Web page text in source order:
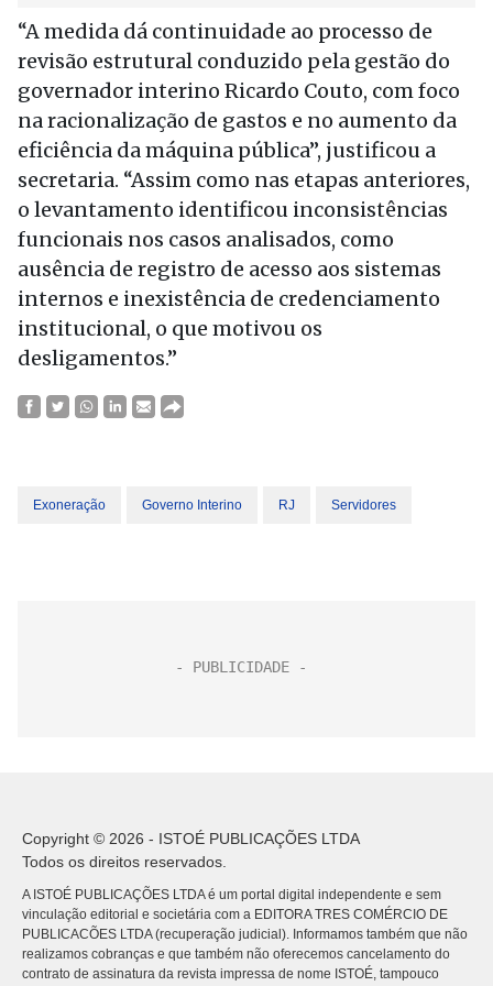
“A medida dá continuidade ao processo de
revisão estrutural conduzido pela gestão do
governador interino Ricardo Couto, com foco
na racionalização de gastos e no aumento da
eficiência da máquina pública”, justificou a
secretaria. “Assim como nas etapas anteriores,
o levantamento identificou inconsistências
funcionais nos casos analisados, como
ausência de registro de acesso aos sistemas
internos e inexistência de credenciamento
institucional, o que motivou os
desligamentos.”
Exoneração Governo Interino RJ Servidores
Copyright © 2026 - ISTOÉ PUBLICAÇÕES LTDA
Todos os direitos reservados.
A ISTOÉ PUBLICAÇÕES LTDA é um portal digital independente e sem
vinculação editorial e societária com a EDITORA TRES COMÉRCIO DE
PUBLICACÕES LTDA (recuperação judicial). Informamos também que não
realizamos cobranças e que também não oferecemos cancelamento do
contrato de assinatura da revista impressa de nome ISTOÉ, tampouco